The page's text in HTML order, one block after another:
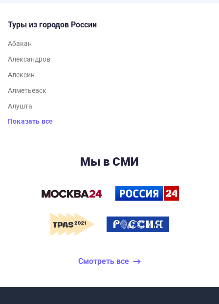
Туры из городов России
Абакан
Александров
Алексин
Алметьевск
Алушта
Показать все
Мы в СМИ
Смотреть все